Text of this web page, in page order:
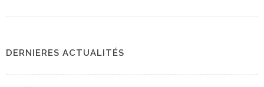
DERNIERES ACTUALITÉS